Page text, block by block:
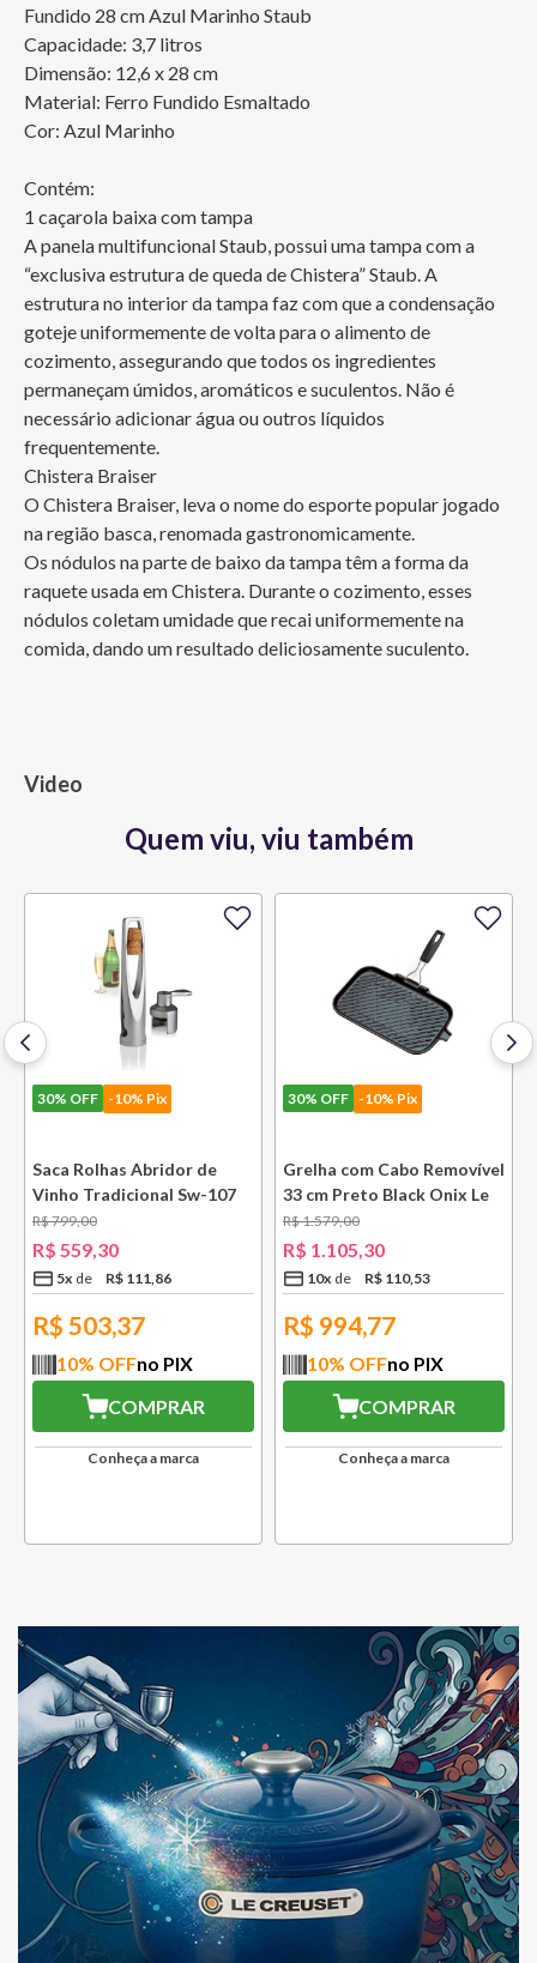
Fundido 28 cm Azul Marinho Staub
Capacidade: 3,7 litros
Dimensão: 12,6 x 28 cm
Material: Ferro Fundido Esmaltado
Cor: Azul Marinho
Contém:
1 caçarola baixa com tampa
A panela multifuncional Staub, possui uma tampa com a
“exclusiva estrutura de queda de Chistera” Staub. A
estrutura no interior da tampa faz com que a condensação
goteje uniformemente de volta para o alimento de
cozimento, assegurando que todos os ingredientes
permaneçam úmidos, aromáticos e suculentos. Não é
necessário adicionar água ou outros líquidos
frequentemente.
Chistera Braiser
O Chistera Braiser, leva o nome do esporte popular jogado
na região basca, renomada gastronomicamente.
Os nódulos na parte de baixo da tampa têm a forma da
raquete usada em Chistera. Durante o cozimento, esses
nódulos coletam umidade que recai uniformemente na
comida, dando um resultado deliciosamente suculento.
Video
Quem viu, viu também
30% OFF -10% Pix
Saca Rolhas Abridor de
Vinho Tradicional Sw-107
Ply Le Creuset
R$799,00
R$ 559,30
5x R$ 111,86
R$ 503,37
10% OFFno PIX
COMPRAR
Conheça a marca
30% OFF -10% Pix
Grelha com Cabo Removível
33 cm Preto Black Onix Le
Creuset
R$1.579,00
R$ 1.105,30
10x R$ 110,53
R$ 994,77
10% OFFno PIX
COMPRAR
Conheça a marca